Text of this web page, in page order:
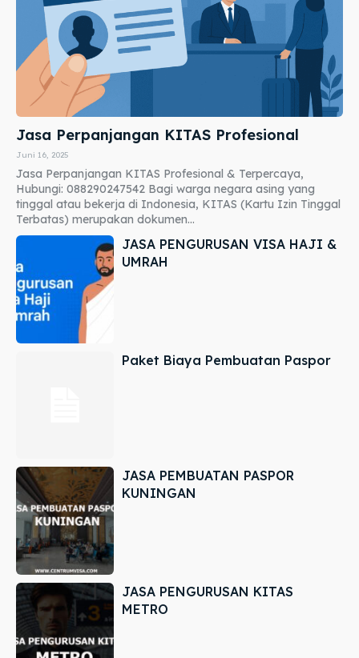
Jasa Perpanjangan KITAS Profesional
Juni 16, 2025
Jasa Perpanjangan KITAS Profesional & Terpercaya,
Hubungi: 088290247542 Bagi warga negara asing yang
tinggal atau bekerja di Indonesia, KITAS (Kartu Izin Tinggal
Terbatas) merupakan dokumen...
JASA PENGURUSAN VISA HAJI &
UMRAH
Paket Biaya Pembuatan Paspor
JASA PEMBUATAN PASPOR
KUNINGAN
JASA PENGURUSAN KITAS
METRO